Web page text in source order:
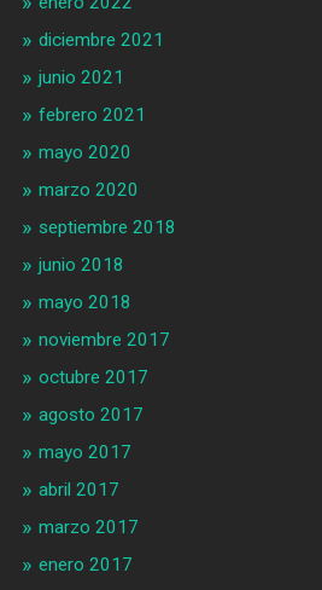
diciembre 2021
junio 2021
febrero 2021
mayo 2020
marzo 2020
septiembre 2018
junio 2018
mayo 2018
noviembre 2017
octubre 2017
agosto 2017
mayo 2017
abril 2017
marzo 2017
enero 2017